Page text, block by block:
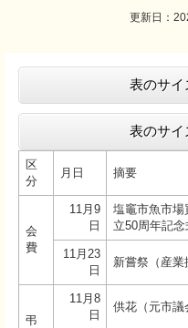
更新日：
表のサイ
表のサイ
区
分
月日 摘要
会
費
11月9
日
塩竈市魚市場
立50周年記念
11月23
日
新嘗祭（産業
弔
11月8
日
供花（元市議